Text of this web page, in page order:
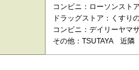
コンビニ：ローソンス
ドラッグストア：くす
コンビニ：デイリーヤ
その他：TSUTAYA 近